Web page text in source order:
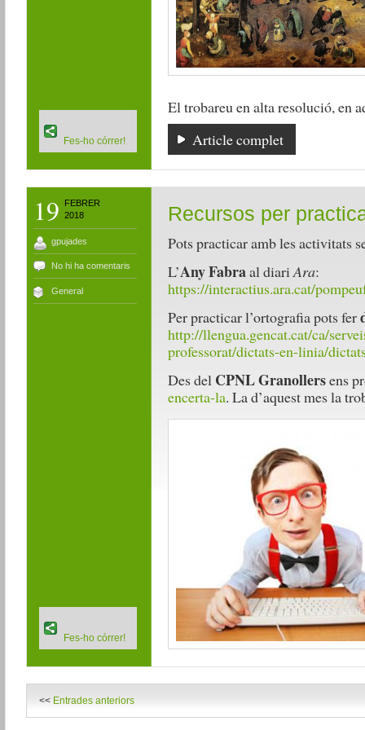
El trobareu en alta resolució, en
Article complet
Fes-ho córrer!
19
FEBRER
2018
gpujades
No hi ha comentaris
General
Recursos per
Pots practicar amb les activitats
L’Any Fabraal diariAra:
https://interactius.ara.cat/
Per practicar l’ortografia pots fer
http://llengua.gencat.cat/ca/
professorat/dictats-en-linia/
Des del CPNL Granollersens
encerta-la. La d’aquest mes la
Fes-ho córrer!
<< Entrades anteriors